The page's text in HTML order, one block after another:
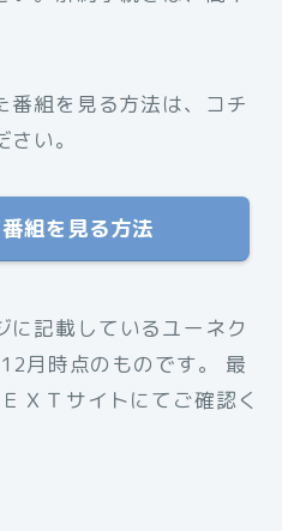
番組を見る方法は、コチ
い。
組を見る方法
に記載しているユーネク
月時点のものです。 最
ＸＴサイトにてご確認く